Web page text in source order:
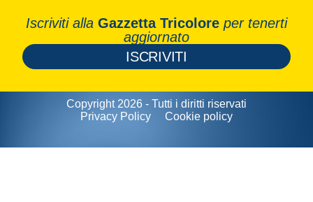
Iscriviti alla Gazzetta Tricolore per tenerti
aggiornato
ISCRIVITI
Copyright 2026 - Tutti i diritti riservati
Privacy Policy
Cookie policy